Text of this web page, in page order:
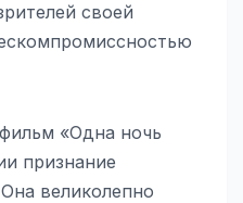
своей
«Одна ночь
признание
великолепно